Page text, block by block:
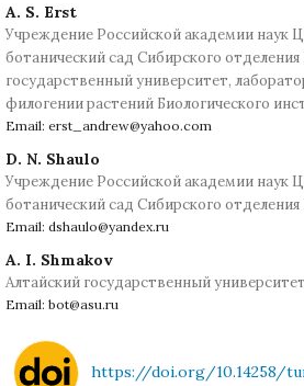
A. S. Erst
Учреждение Российской академии наук
ботанический сад Сибирского
государственный университет,
филогении растений Биологического
Email: erst_andrew@yahoo.com
D. N. Shaulo
Учреждение Российской академии наук
ботанический сад Сибирского
Email: dshaulo@yandex.ru
A. I. Shmakov
Алтайский государственный университет
Email: bot@asu.ru
https://doi.org/10.14258/